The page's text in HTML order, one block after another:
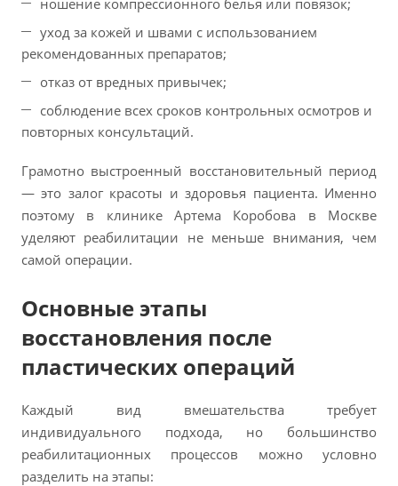
уход за кожей и швами с использованием
рекомендованных препаратов;
отказ от вредных привычек;
соблюдение всех сроков контрольных осмотров и
повторных консультаций.
Грамотно выстроенный восстановительный период
— это залог красоты и здоровья пациента. Именно
поэтому в клинике Артема Коробова в Москве
уделяют реабилитации не меньше внимания, чем
самой операции.
Основные этапы
восстановления после
пластических операций
Каждый вид вмешательства требует
индивидуального подхода, но большинство
реабилитационных процессов можно условно
разделить на этапы: